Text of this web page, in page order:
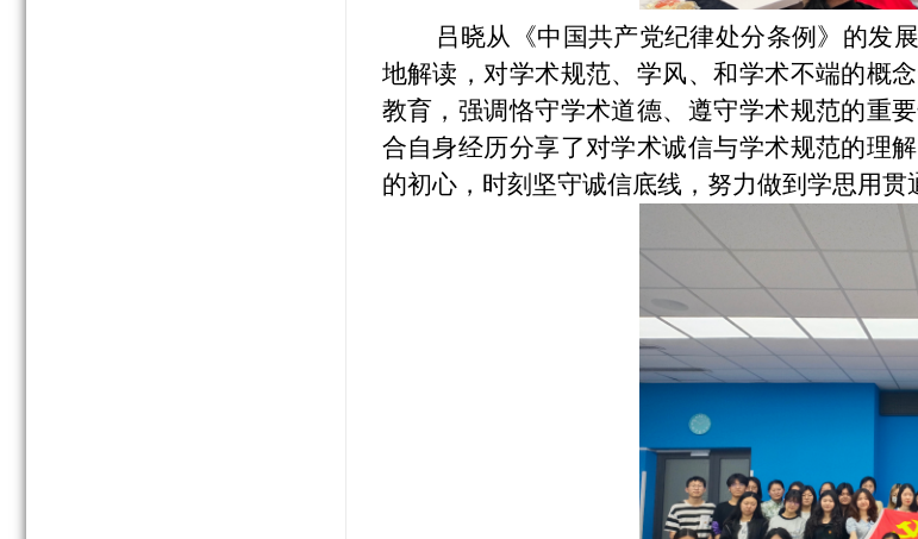
吕晓从《中国共产党纪律处分条例》的发
地解读，对学术规范、学风、和学术不端的概
教育，强调恪守学术道德、遵守学术规范的重
合自身经历分享了对学术诚信与学术规范的理
的初心，时刻坚守诚信底线，努力做到学思用贯